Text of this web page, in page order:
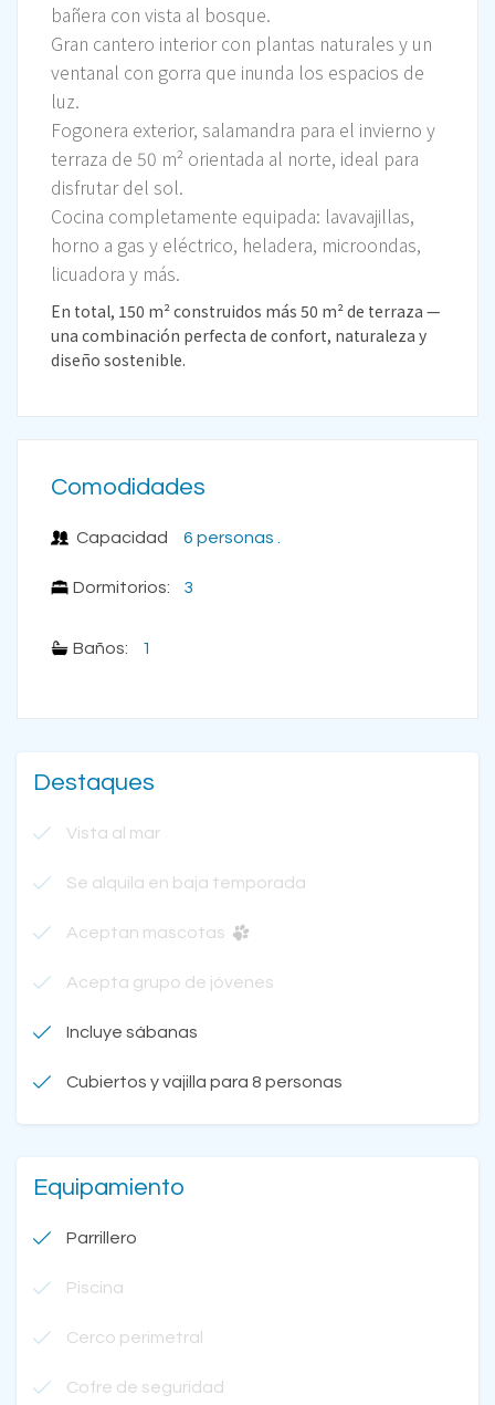
bañera con vista al bosque.
Gran cantero interior con plantas naturales y un
ventanal con gorra que inunda los espacios de
luz.
Fogonera exterior, salamandra para el invierno y
terraza de 50 m² orientada al norte, ideal para
disfrutar del sol.
Cocina completamente equipada: lavavajillas,
horno a gas y eléctrico, heladera, microondas,
licuadora y más.
En total, 150 m² construidos más 50 m² de terraza —
una combinación perfecta de confort, naturaleza y
diseño sostenible.
Comodidades
Capacidad
Dormitorios:
6 personas .
3
Baños: 1
Destaques
Vista al mar
Se alquila en baja temporada
Aceptan mascotas
Acepta grupo de jóvenes
Incluye sábanas
Cubiertos y vajilla para 8 personas
Equipamiento
Parrillero
Piscina
Cerco perimetral
Cofre de seguridad